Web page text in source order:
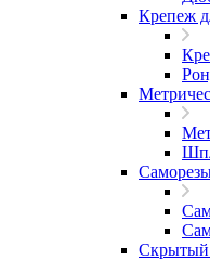
Крепеж
Скрытый